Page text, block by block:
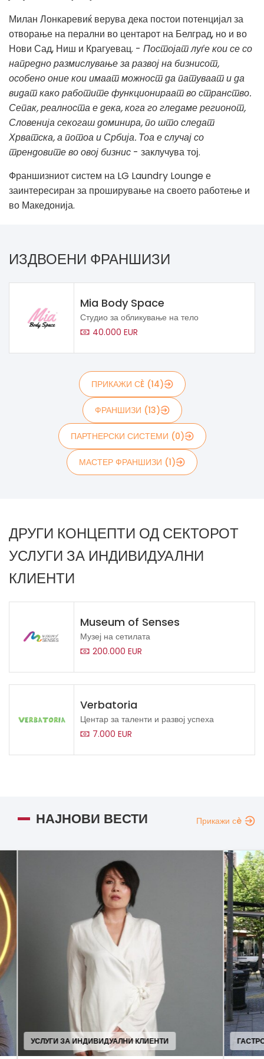
Милан Лонкаревиќ верува дека постои потенцијал за
отворање на перални во центарот на Белград, но и во
Нови Сад, Ниш и Крагуевац. - Постојат луѓе кои се со
напредно размислување за развој на бизнисот,
особено оние кои имаат можност да патуваат и да
видат како работите функционираат во странство.
Сепак, реалноста е дека, кога го гледаме регионот,
Словенија секогаш доминира, по што следат
Хрватска, а потоа и Србија. Тоа е случај со
трендовите во овој бизнис - заклучува тој.
Франшизниот систем на LG Laundry Lounge е
заинтересиран за проширување на своето работење и
во Македонија.
ИЗДВОЕНИ ФРАНШИЗИ
Mia Body Space
Студио за обликување на тело
40.000 EUR
ПРИКАЖИ СÈ (14)
ФРАНШИЗИ (13)
ПАРТНЕРСКИ СИСТЕМИ (0)
МАСТЕР ФРАНШИЗИ (1)
ДРУГИ КОНЦЕПТИ ОД СЕКТОРОТ
УСЛУГИ ЗА ИНДИВИДУАЛНИ
КЛИЕНТИ
Museum of Senses
Музеј на сетилата
200.000 EUR
Verbatoria
Центар за таленти и развој успеха
7.000 EUR
НАЈНОВИ ВЕСТИ Прикажи сè
ГАСТРОНОМИЈА